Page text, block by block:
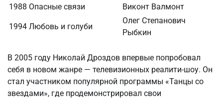
1988 Опасные связи Виконт Валмонт
1994 Любовь и голуби
Олег Степанович
Рыбкин
В 2005 году Николай Дроздов впервые попробовал
себя в новом жанре — телевизионных реалити-шоу. Он
стал участником популярной программы «Танцы со
звездами», где продемонстрировал свои